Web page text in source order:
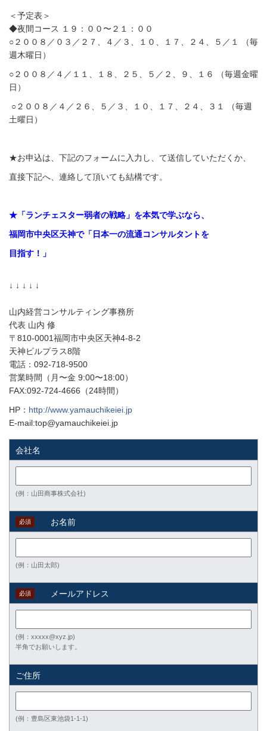
＜予定表＞
◆夜間コース １９：００〜２１：００
○２００８／０３／２７、４／３、１０、１７、２４、５／１ （毎
週木曜日）
○２００８／４／１１、１８、２５、５／２、９、１６ （毎週金曜
日）
○２００８／４／２６、５／３、１０、１７、２４、３１ （毎週
土曜日）
★お申込は、下記のフォームに入力し、て送信していただくか、
直接下記へ、連絡して頂いても結構です。
★「ランチェスター弱者の戦略」を本気で学ぶなら、
福岡市中央区天神で「日本一の流通コンサルタントを
目指す！」
↓ ↓ ↓ ↓ ↓
山内経営コンサルティング事務所
代表 山内 修
〒810-0001福岡市中央区天神4-8-2
天神ビルプラス8階
電話：092-718-9500
営業時間（月〜金 9:00〜18:00）
FAX:092-724-4666（24時間）
HP： http://www.yamauchikeiei.jp
E-mail:top@yamauchikeiei.jp
会社名
(例：山田商事株式会社)
お名前
必須
(例：山田太郎)
メールアドレス
必須
(例：xxxxx@xyz.jp)
半角でお願いします。
ご住所
(例：豊島区東池袋1-1-1)